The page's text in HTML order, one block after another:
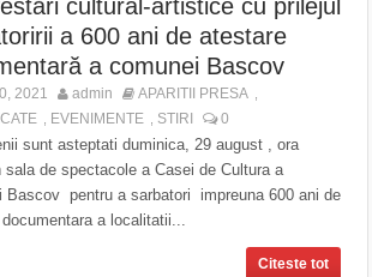
cultural-artistice cu prilejul
a 600 ani de atestare
a comunei Bascov
2021 admin APARITII PRESA
EVENIMENTE STIRI 0
sunt asteptati duminica, 29 august , ora
de spectacole a Casei de Cultura a
Bascov pentru a sarbatori impreuna 600 ani de
a localitatii...
Citeste tot